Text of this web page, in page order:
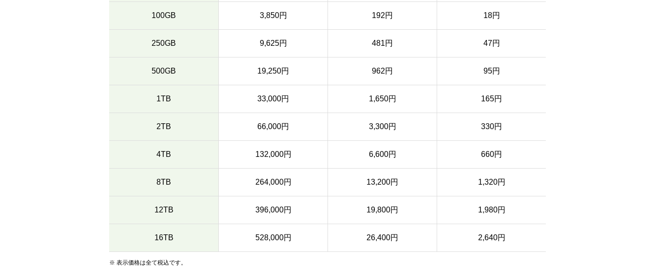
100GB 3,850円 192円 18円
250GB 9,625円 481円 47円
500GB 19,250円 962円 95円
1TB 33,000円 1,650円 165円
2TB 66,000円 3,300円 330円
4TB 132,000円 6,600円 660円
8TB 264,000円 13,200円 1,320円
12TB 396,000円 19,800円 1,980円
16TB 528,000円 26,400円 2,640円
※ 表示価格は全て税込です。